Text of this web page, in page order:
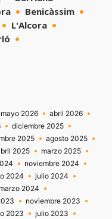
Benicàssim
L'Alcora
mayo 2026
abril 2026
diciembre 2025
2025
agosto 2025
2025
marzo 2025
noviembre 2024
2024
julio 2024
marzo 2024
noviembre 2023
2023
julio 2023